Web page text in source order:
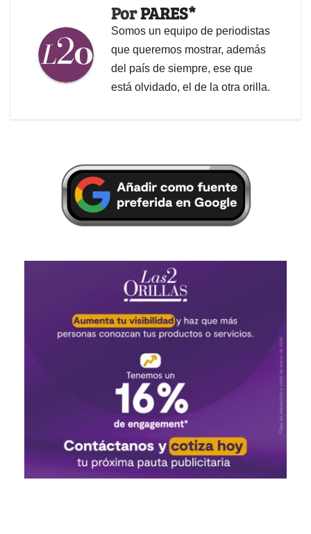
PorPARES*
Somos un equipo de periodistas
que queremos mostrar, además
del país de siempre, ese que
está olvidado, el de la otra orilla.